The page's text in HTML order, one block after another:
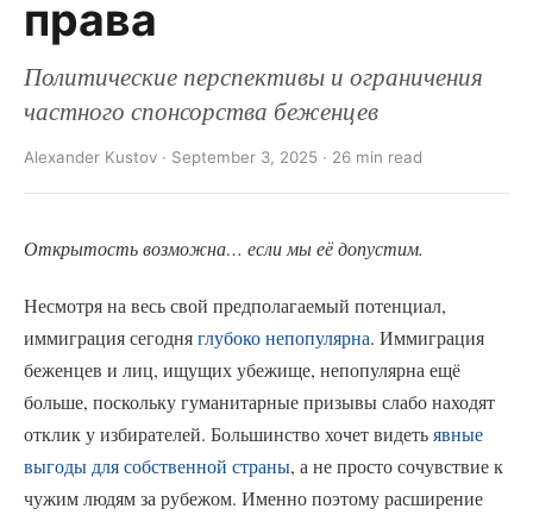
права
Политические перспективы и ограничения
частного спонсорства беженцев
Alexander Kustov · September 3, 2025 · 26 min read
Открытость возможна… если мы её допустим.
Несмотря на весь свой предполагаемый потенциал,
иммиграция сегодняглубоко непопулярна. Иммиграция
беженцев и лиц, ищущих убежище, непопулярна ещё
больше, поскольку гуманитарные призывы слабо находят
отклик у избирателей. Большинство хочет видетьявные
выгоды для собственной страны, а не просто сочувствие к
чужим людям за рубежом. Именно поэтому расширение